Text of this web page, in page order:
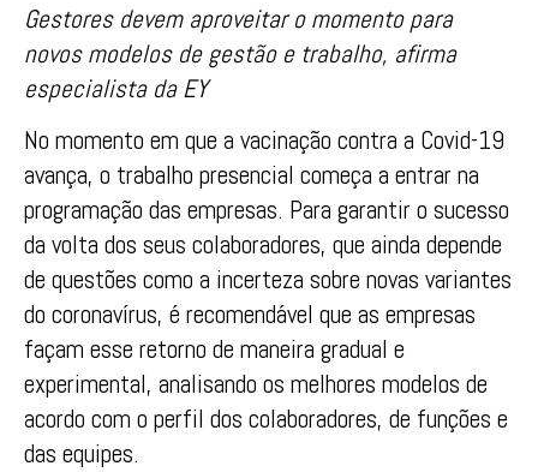
Gestores devem aproveitar o momento para
novos modelos de gestão e trabalho, afirma
especialista da EY
No momento em que a vacinação contra a Covid-19
avança, o trabalho presencial começa a entrar na
programação das empresas. Para garantir o sucesso
da volta dos seus colaboradores, que ainda depende
de questões como a incerteza sobre novas variantes
do coronavírus, é recomendável que as empresas
façam esse retorno de maneira gradual e
experimental, analisando os melhores modelos de
acordo com o perfil dos colaboradores, de funções e
das equipes.